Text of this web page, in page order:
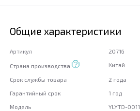
Общие характеристики
Артикул 20716
Страна производства Китай
Срок службы товара
2 года
Гарантийный срок
1 год
Модель
YLYTD-0011